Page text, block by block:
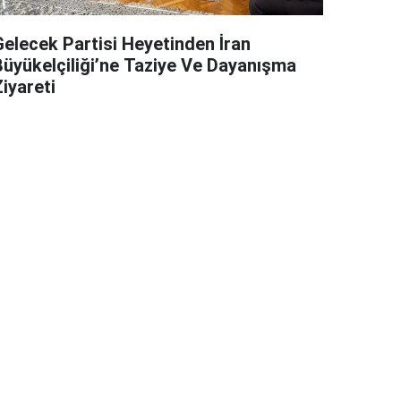
Partisi Heyetinden İran
Taziye Ve Dayanışma